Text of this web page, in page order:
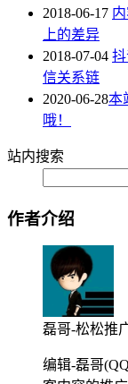
2018-06-17
上的差异
2018-07-04
信关系链
2020-06-28本
哦！
站内搜索
作者介绍
磊哥-松松推
编辑-磊哥